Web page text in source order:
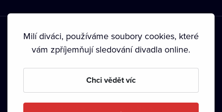
Podmínky používání • Ochrana soukromí • Zásady používání
• Autorská práva•
Milí diváci, používáme soubory cookies, které
vám zpříjemňují sledování divadla online.
Chci vědět víc